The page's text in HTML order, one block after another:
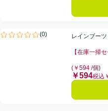
レインブーツ ライトブルー21CM
(0)
評価は0件のレビューで5点中0.0点
レインブー
【在庫一掃
(￥594 /個)
価格
￥594税込